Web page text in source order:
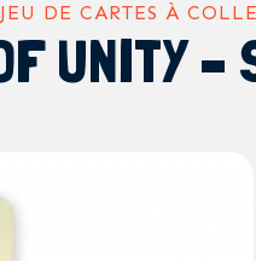
JEU DE CARTES À
UNITY –